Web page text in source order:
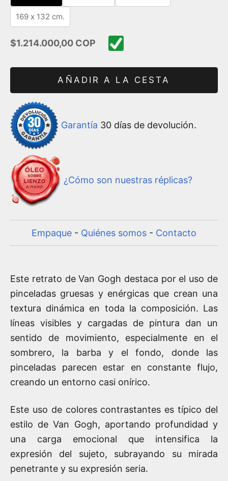
169 x 132 cm.
Precio de oferta
$1.214.000,00 COP
AÑADIR A LA CESTA
Garantía 30 días de devolución.
¿Cómo son nuestras réplicas?
Empaque - Quiénes somos - Contacto
Este retrato de Van Gogh destaca por el uso de
pinceladas gruesas y enérgicas que crean una
textura dinámica en toda la composición. Las
líneas visibles y cargadas de pintura dan un
sentido de movimiento, especialmente en el
sombrero, la barba y el fondo, donde las
pinceladas parecen estar en constante flujo,
creando un entorno casi onírico.
Este uso de colores contrastantes es típico del
estilo de Van Gogh, aportando profundidad y
una carga emocional que intensifica la
expresión del sujeto, subrayando su mirada
penetrante y su expresión seria.